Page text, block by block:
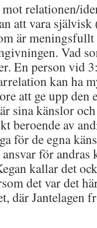
relationen/
att vara
är
Vad
En person vid
kan ha
att ge upp den
sina känslor
beroende av
för de egna
för andras
kallar det
det var det
där Jantelagen